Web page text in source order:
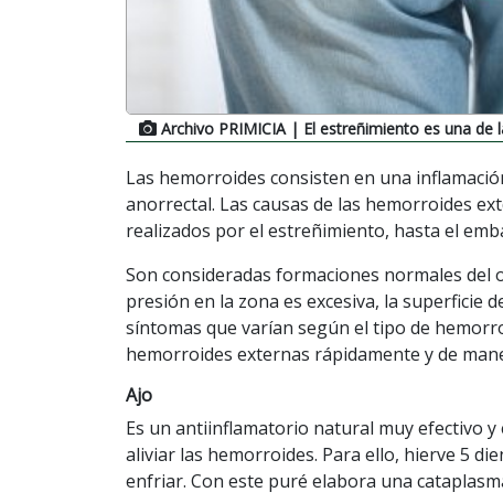
Archivo PRIMICIA| El estreñimiento es una de
Las hemorroides consisten en una
anorrectal. Las causas de las hemorroides
realizados por el estreñimiento, hasta el
Son consideradas formaciones normales
presión en la zona es excesiva, la superficie
síntomas que varían según el tipo de
hemorroides externas rápidamente y de
Ajo
Es un antiinflamatorio natural muy efectivo
aliviar las hemorroides. Para ello, hierve 5
enfriar. Con este puré elabora una